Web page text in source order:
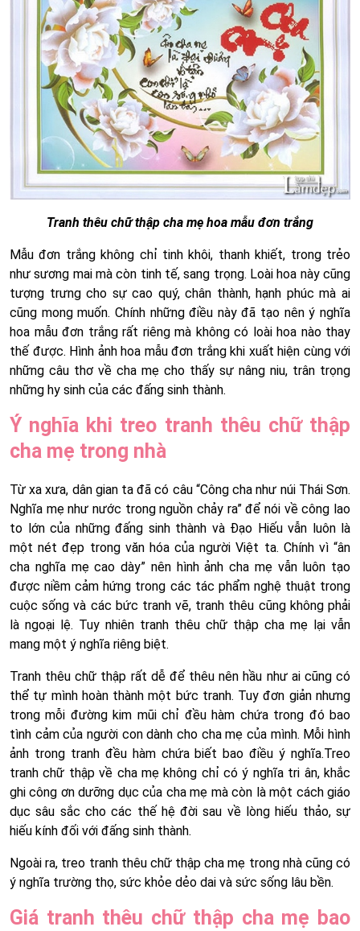
Tranh thêu chữ thập cha mẹ hoa mẫu đơn trắng
Mẫu đơn trắng không chỉ tinh khôi, thanh khiết, trong trẻo
như sương mai mà còn tinh tế, sang trọng. Loài hoa này cũng
tượng trưng cho sự cao quý, chân thành, hạnh phúc mà ai
cũng mong muốn. Chính những điều này đã tạo nên ý nghĩa
hoa mẫu đơn trắng rất riêng mà không có loài hoa nào thay
thế được. Hình ảnh hoa mẫu đơn trắng khi xuất hiện cùng với
những câu thơ về cha mẹ cho thấy sự nâng niu, trân trọng
những hy sinh của các đấng sinh thành.
Ý nghĩa khi treo tranh thêu chữ thập
cha mẹ trong nhà
Từ xa xưa, dân gian ta đã có câu “Công cha như núi Thái Sơn.
Nghĩa mẹ như nước trong nguồn chảy ra” để nói về công lao
to lớn của những đấng sinh thành và Đạo Hiếu vẫn luôn là
một nét đẹp trong văn hóa của người Việt ta. Chính vì “ân
cha nghĩa mẹ cao dày” nên hình ảnh cha mẹ vẫn luôn tạo
được niềm cảm hứng trong các tác phẩm nghệ thuật trong
cuộc sống và các bức tranh vẽ, tranh thêu cũng không phải
là ngoại lệ. Tuy nhiên tranh thêu chữ thập cha mẹ lại vẫn
mang một ý nghĩa riêng biệt.
Tranh thêu chữ thập rất dễ để thêu nên hầu như ai cũng có
thể tự mình hoàn thành một bức tranh. Tuy đơn giản nhưng
trong mỗi đường kim mũi chỉ đều hàm chứa trong đó bao
tình cảm của người con dành cho cha mẹ của mình. Mỗi hình
ảnh trong tranh đều hàm chứa biết bao điều ý nghĩa.Treo
tranh chữ thập về cha mẹ không chỉ có ý nghĩa tri ân, khắc
ghi công ơn dưỡng dục của cha mẹ mà còn là một cách giáo
dục sâu sắc cho các thế hệ đời sau về lòng hiếu thảo, sự
hiếu kính đối với đấng sinh thành.
Ngoài ra, treo tranh thêu chữ thập cha mẹ trong nhà cũng có
ý nghĩa trường thọ, sức khỏe dẻo dai và sức sống lâu bền.
Giá tranh thêu chữ thập cha mẹ bao